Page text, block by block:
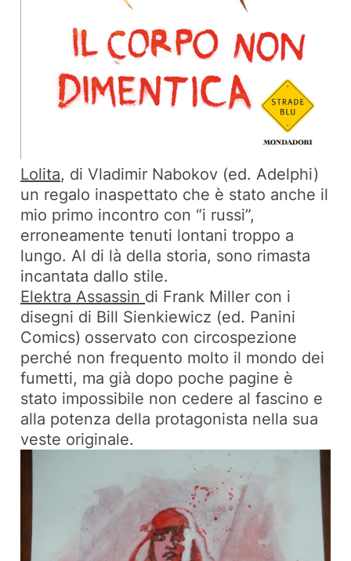
Lolita, di Vladimir Nabokov (ed. Adelphi)
un regalo inaspettato che è stato anche il
mio primo incontro con “i russi”,
erroneamente tenuti lontani troppo a
lungo. Al di là della storia, sono rimasta
incantata dallo stile.
Elektra Assassin di Frank Miller con i
disegni di Bill Sienkiewicz (ed. Panini
Comics) osservato con circospezione
perché non frequento molto il mondo dei
fumetti, ma già dopo poche pagine è
stato impossibile non cedere al fascino e
alla potenza della protagonista nella sua
veste originale.